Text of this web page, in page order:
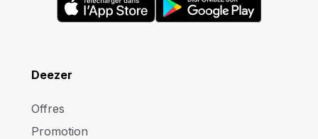
Deezer
Offres
Promotion